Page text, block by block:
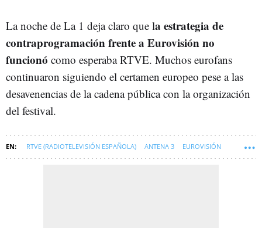
La noche de La 1 deja claro que la estrategia de
contraprogramación frente a Eurovisión no
funcionó como esperaba RTVE. Muchos eurofans
continuaron siguiendo el certamen europeo pese a las
desavenencias de la cadena pública con la organización
del festival.
RTVE (RADIOTELEVISIÓN ESPAÑOLA) ANTENA 3 EUROVISIÓN